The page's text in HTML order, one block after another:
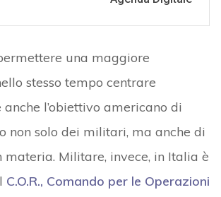
una maggiore
stesso tempo centrare
l’obiettivo americano di
non solo dei militari, ma anche di
Militare, invece, in Italia è
C.O.R., Comando per le Operazioni